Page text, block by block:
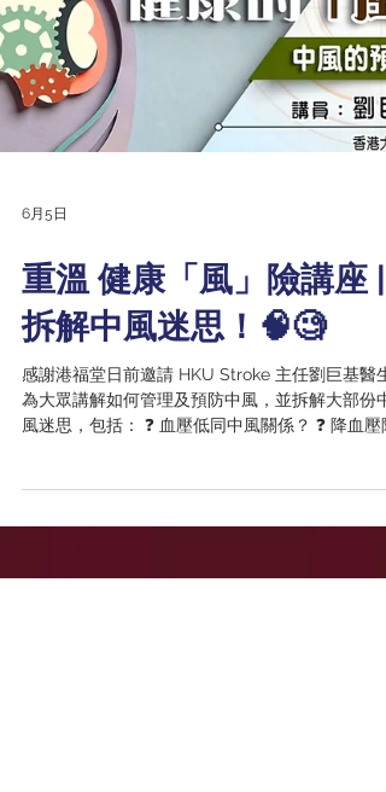
6月5日
拆解中風迷思！🧠🧐